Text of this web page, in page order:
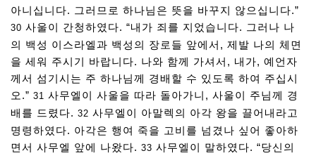
아니십니다. 그러므로 하나님은 뜻을 바꾸지 않으십니다.”
30 사울이 간청하였다. “내가 죄를 지었습니다. 그러나 나
의 백성 이스라엘과 백성의 장로들 앞에서, 제발 나의 체면
을 세워 주시기 바랍니다. 나와 함께 가셔서, 내가, 예언자
께서 섬기시는 주 하나님께 경배할 수 있도록 하여 주십시
오.” 31 사무엘이 사울을 따라 돌아가니, 사울이 주님께 경
배를 드렸다. 32 사무엘이 아말렉의 아각 왕을 끌어내라고
명령하였다. 아각은 행여 죽을 고비를 넘겼나 싶어 좋아하
면서 사무엘 앞에 나왔다. 33 사무엘이 말하였다. “당신의